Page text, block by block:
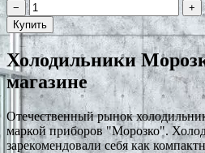
−
+
Купить
Холодильники
магазине
Отечественный рынок
маркой приборов "Морозко".
зарекомендовали себя как